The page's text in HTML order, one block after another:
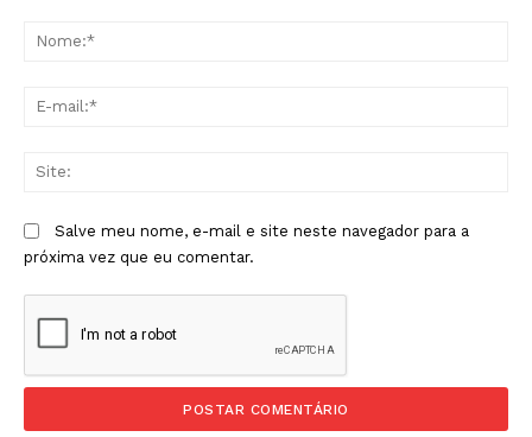
Salve meu nome, e-mail e site neste navegador para a
próxima vez que eu comentar.